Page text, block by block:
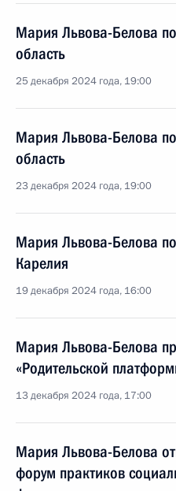
Мария Львова-Белова
область
25 декабря 2024 года, 19:00
Мария Львова-Белова
область
23 декабря 2024 года, 19:00
Мария Львова-Белова
Карелия
19 декабря 2024 года, 16:00
Мария Львова-Белова
«Родительской
13 декабря 2024 года, 17:00
Мария Львова-Белова
форум практиков